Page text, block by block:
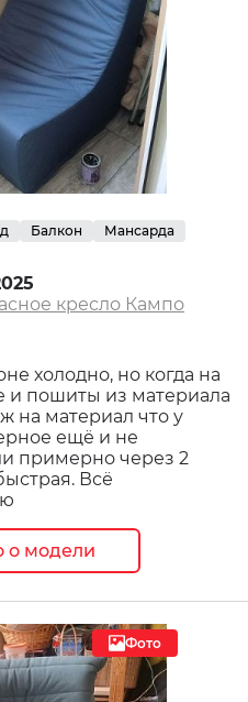
Балкон
Мансарда
кресло Кампо
холодно, но когда на
и пошиты из материала
на материал что у
ещё и не
примерно через 2
Всё
о модели
Фото